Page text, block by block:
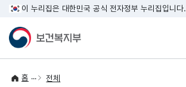
이 누리집은 대한민국 공식 전자정부 누리집입니다.
홈 전체